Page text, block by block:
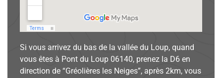
Si vous arrivez du bas de la vallée du Loup, quand
vous êtes à Pont du Loup 06140, prenez la D6 en
direction de “Gréolières les Neiges”, après 2km, vous